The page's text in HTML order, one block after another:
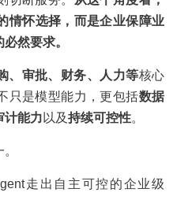
情怀选择，而是企业保障业
然要求。
、审批、财务、人力等核心
只是模型能力，更包括数据
计能力 以及持续可控性。
走出自主可控的企业级